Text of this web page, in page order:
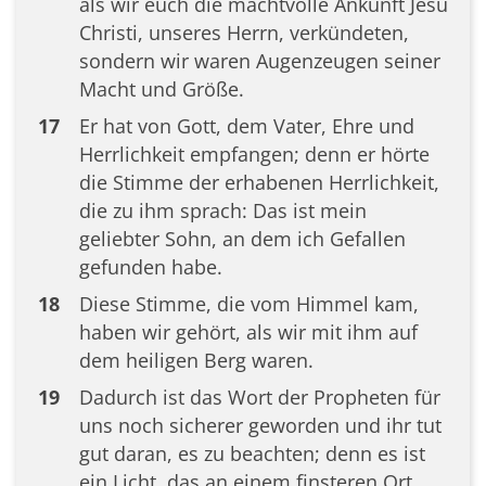
Christi, unseres Herrn, verkündeten,
sondern wir waren Augenzeugen seiner
Macht und Größe.
17
Er hat von Gott, dem Vater, Ehre und
Herrlichkeit empfangen; denn er hörte
die Stimme der erhabenen Herrlichkeit,
die zu ihm sprach: Das ist mein
geliebter Sohn, an dem ich Gefallen
gefunden habe.
18
Diese Stimme, die vom Himmel kam,
haben wir gehört, als wir mit ihm auf
dem heiligen Berg waren.
19
Dadurch ist das Wort der Propheten für
uns noch sicherer geworden und ihr tut
gut daran, es zu beachten; denn es ist